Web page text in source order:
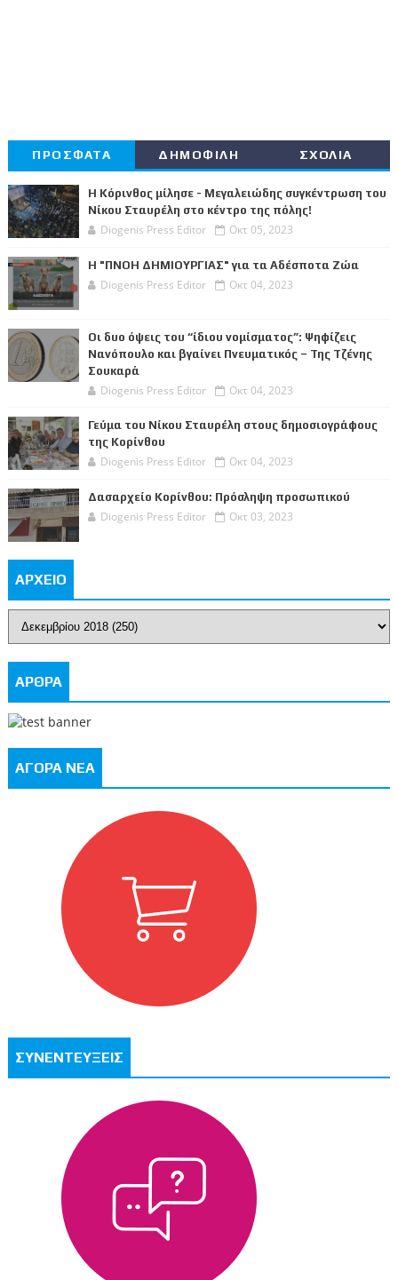
ΠΡΟΣΦΑΤΑ ΔΗΜΟΦΙΛΗ ΣΧΟΛΙΑ
Η Κόρινθος μίλησε - Μεγαλειώδης συγκέντρωση του
Νίκου Σταυρέλη στο κέντρο της πόλης!
Diogenis Press Editor Οκτ 05, 2023
Η "ΠΝΟΗ ΔΗΜΙΟΥΡΓΙΑΣ" για τα Αδέσποτα Ζώα
Diogenis Press Editor Οκτ 04, 2023
Οι δυο όψεις του “ίδιου νομίσματος”: Ψηφίζεις
Νανόπουλο και βγαίνει Πνευματικός – Της Τζένης
Σουκαρά
Diogenis Press Editor Οκτ 04, 2023
Γεύμα του Νίκου Σταυρέλη στους δημοσιογράφους
της Κορίνθου
Diogenis Press Editor Οκτ 04, 2023
Δασαρχείο Κορίνθου: Πρόσληψη προσωπικού
Diogenis Press Editor Οκτ 03, 2023
ΑΡΧΕΙΟ
ΑΡΘΡΑ
ΑΓΟΡΑ ΝΕΑ
ΣΥΝΕΝΤΕΥΞΕΙΣ